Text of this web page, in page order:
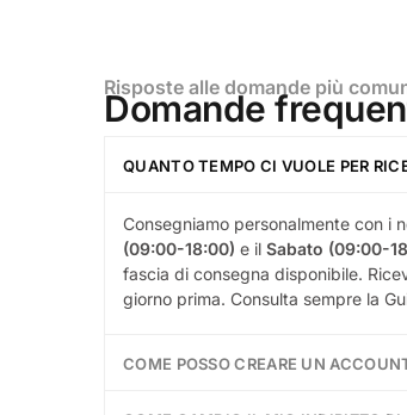
Risposte alle domande più
Domande
QUANTO TEMPO CI VUOLE PER
Consegniamo personalmente con i
(09:00-18:00) e il Sabato (09:00-
fascia di consegna disponibile.
giorno prima. Consulta sempre la
COME POSSO CREARE UN